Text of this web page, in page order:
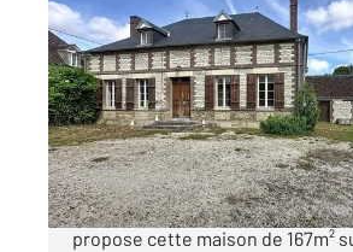
MONTIGNY LES MONTS 10
167,10 m2, 4 pièces
Ref : 71800
Maison à vendre
189 000 €
L'agence Century 21 Martinot
propose cette maison de 167m²